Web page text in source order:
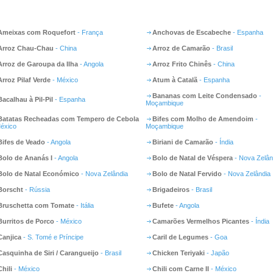
com Roquefort - França Anchovas de Escabeche - Espanha
Chau-Chau - China Arroz de Camarão - Brasil
de Garoupa da Ilha - Angola Arroz Frito Chinês - China
Pilaf Verde - México Atum à Catalã - Espanha
à Pil-Pil - Espanha Bananas com Leite Condensado -
Moçambique
Recheadas com Tempero de Cebola
Bifes com Molho de Amendoim -
Moçambique
de Veado - Angola Biriani de Camarão - Índia
de Ananás I - Angola Bolo de Natal de Véspera - Nova
de Natal Económico - Nova Zelândia Bolo de Natal Fervido - Nova Zelândia
- Rússia Brigadeiros - Brasil
com Tomate - Itália Bufete - Angola
de Porco - México Camarões Vermelhos Picantes - Índia
- S. Tomé e Príncipe Caril de Legumes - Goa
de Siri / Carangueijo - Brasil Chicken Teriyaki - Japão
- México Chili com Carne II - México